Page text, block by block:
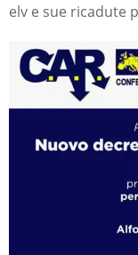
elv e sue ricadute